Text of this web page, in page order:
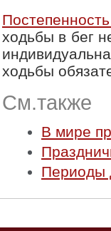
ходьбы в бег
ходьбы
См.также
В мире
Периоды